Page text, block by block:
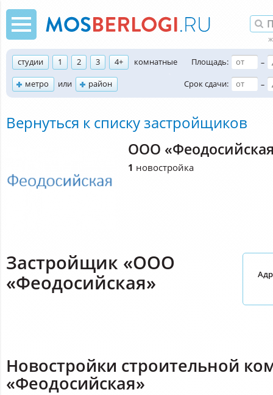
студии 1 2 3 4+
комнатные
метро
или район
Площадь:
–
Срок сдачи:
–
Вернуться к списку застройщиков
ООО
1 новостройка
Застройщик «ООО
«Феодосийская»
Новостройки строительной
«Феодосийская»